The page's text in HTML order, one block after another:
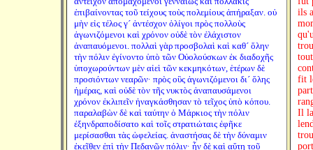
ἐπιβαίνοντας τοῦ τείχους τοὺς πολεμίους ἀπήραξαν. οὐ
μὴν εἰς τέλος γ´ ἀντέσχον ὀλίγοι πρὸς πολλοὺς
ἀγωνιζόμενοι καὶ χρόνον οὐδὲ τὸν ἐλάχιστον
ἀναπαυόμενοι. πολλαὶ γὰρ προσβολαὶ καὶ καθ´ ὅλην
τὴν πόλιν ἐγίνοντο ὑπὸ τῶν Οὐολούσκων ἐκ διαδοχῆς
ὑποχωρούντων μὲν αἰεὶ τῶν κεκμηκότων, ἑτέρων δὲ
προσιόντων νεαρῶν· πρὸς οὓς ἀγωνιζόμενοι δι´ ὅλης
ἡμέρας, καὶ οὐδὲ τὸν τῆς νυκτὸς ἀναπαυσάμενοι
χρόνον ἐκλιπεῖν ἠναγκάσθησαν τὸ τεῖχος ὑπὸ κόπου.
παραλαβὼν δὲ καὶ ταύτην ὁ Μάρκιος τὴν πόλιν
ἐξηνδραποδίσατο καὶ τοῖς στρατιώταις ἐφῆκε
μερίσασθαι τὰς ὠφελείας. ἀναστήσας δὲ τὴν δύναμιν
ἐκεῖθεν ἐπὶ τὴν Πεδανῶν πόλιν· ἦν δὲ καὶ αὕτη τοῦ
ils
fit
Il